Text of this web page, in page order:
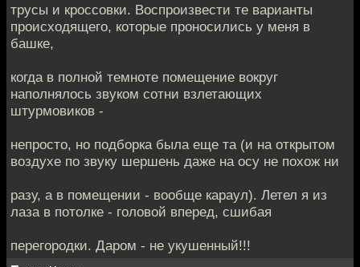
трусы и кроссовки. Воспроизвести те варианты
происходящего, которые проносились у меня в
башке,
когда в полной темноте помещение вокруг
наполнялось звуком сотни взлетающих
штурмовиков -
непросто, но подборка была еще та (и на открытом
воздухе по звуку шершень даже на осу не похож ни
разу, а в помещении - вообще караул). Летел я из
лаза в потолке - головой вперед, сшибая
перегородки. Даром - не укушенный!!!